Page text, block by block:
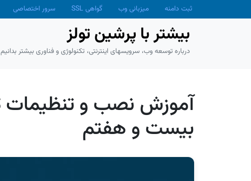
Skip to main contentثبت دامنه میزبانی وب گواهی SSL سرور اختصاصی
بیشتر با پرشین تولز
درباره توسعه وب، سرویسهای اینترنتی، تکنولوژی و فناوری بیشتر بدانیم
بیست و هفتم